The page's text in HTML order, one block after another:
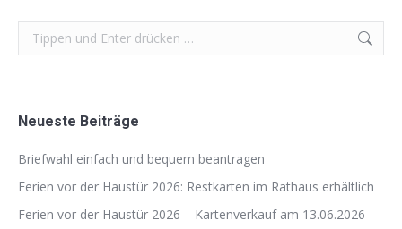
Search:
Neueste Beiträge
Briefwahl einfach und bequem beantragen
Ferien vor der Haustür 2026: Restkarten im Rathaus erhältlich
Ferien vor der Haustür 2026 – Kartenverkauf am 13.06.2026